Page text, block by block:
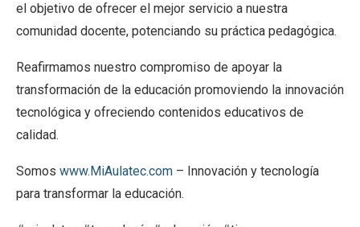
el objetivo de ofrecer el mejor servicio a nuestra
comunidad docente, potenciando su práctica pedagógica.
Reafirmamos nuestro compromiso de apoyar la
transformación de la educación promoviendo la innovación
tecnológica y ofreciendo contenidos educativos de
calidad.
Somos www.MiAulatec.com – Innovación y tecnología
para transformar la educación.